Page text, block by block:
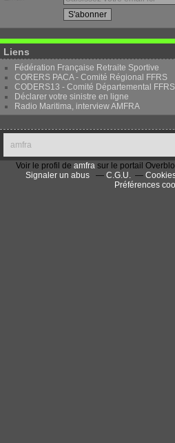
Liens
Fédération Française Retraite Sportive
CORERS PACA - Comité Régional FFRS
CODERS13 - Comité Départemental FFRS
Déclarer votre sinistre en ligne
Radio Maritima, interview AMFRA
amfra
Voir le profil de amfra sur le portail
Signaler un abus
C.G.U.
Préférences